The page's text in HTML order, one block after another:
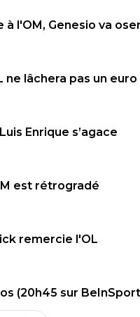
l'OM, Genesio va
ne lâchera pas un euro
Enrique s’agace
est rétrogradé
remercie l'OL
(20h45 sur